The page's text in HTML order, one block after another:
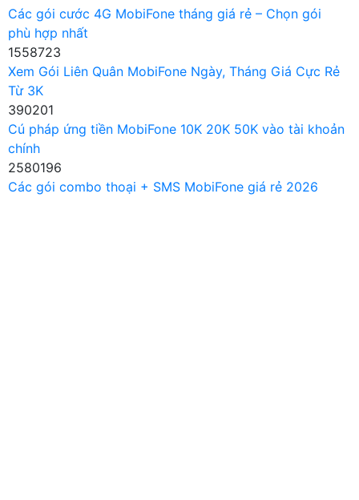
Các gói cước 4G MobiFone tháng giá rẻ – Chọn gói
phù hợp nhất
1558723
Xem Gói Liên Quân MobiFone Ngày, Tháng Giá Cực Rẻ
Từ 3K
390201
Cú pháp ứng tiền MobiFone 10K 20K 50K vào tài khoản
chính
2580196
Các gói combo thoại + SMS MobiFone giá rẻ 2026